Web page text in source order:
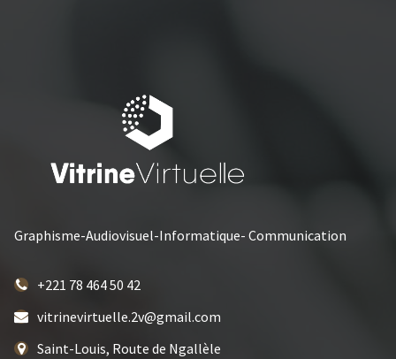
Graphisme-Audiovisuel-Informatique- Communication
+221 78 464 50 42
vitrinevirtuelle.2v@gmail.com
Saint-Louis, Route de Ngallèle